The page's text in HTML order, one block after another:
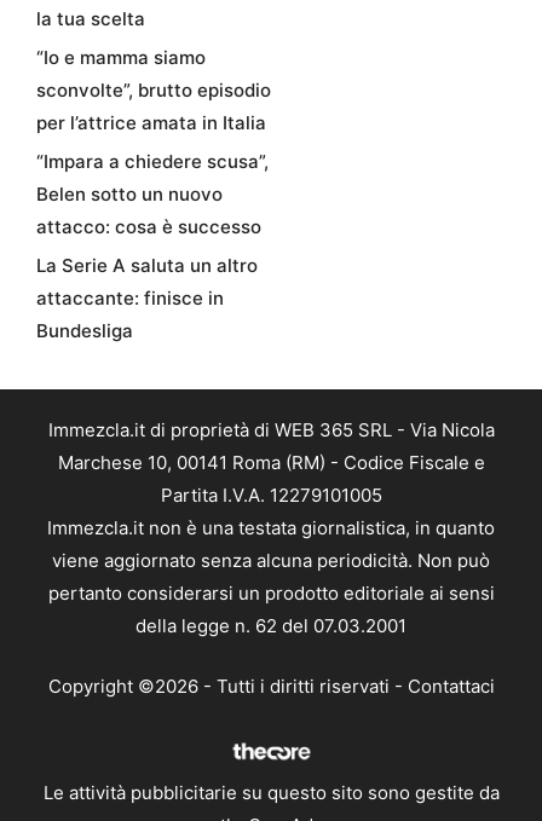
la tua scelta
“Io e mamma siamo
sconvolte”, brutto episodio
per l’attrice amata in Italia
“Impara a chiedere scusa”,
Belen sotto un nuovo
attacco: cosa è successo
La Serie A saluta un altro
attaccante: finisce in
Bundesliga
Immezcla.it di proprietà di WEB 365 SRL - Via Nicola
Marchese 10, 00141 Roma (RM) - Codice Fiscale e
Partita I.V.A. 12279101005
Immezcla.it non è una testata giornalistica, in quanto
viene aggiornato senza alcuna periodicità. Non può
pertanto considerarsi un prodotto editoriale ai sensi
della legge n. 62 del 07.03.2001
Copyright ©2026 - Tutti i diritti riservati - Contattaci
Le attività pubblicitarie su questo sito sono gestite da